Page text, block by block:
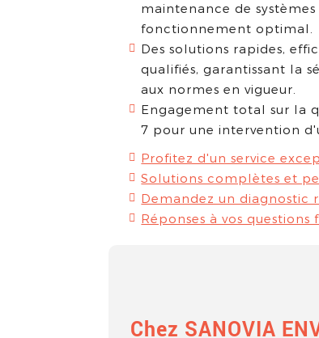
maintenance de
fonctionnement optimal.
Des solutions rapides,
qualifiés, garantissant la
aux normes en vigueur.
Engagement total sur la
7 pour une intervention
Profitez d'un service
Solutions complètes et
Demandez un diagnostic
Réponses à vos questions
Chez SANOVIA